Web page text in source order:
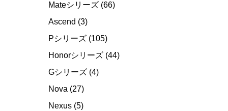
Mateシリーズ (66)
Ascend (3)
Pシリーズ (105)
Honorシリーズ (44)
Gシリーズ (4)
Nova (27)
Nexus (5)